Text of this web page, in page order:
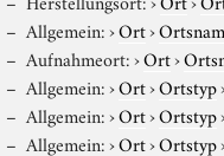
Allgemein:›Ort›
Aufnahmeort:›Ort›
Allgemein:›Ort›Ortstyp
Allgemein:›Ort›Ortstyp
Allgemein:›Ort›Ortstyp